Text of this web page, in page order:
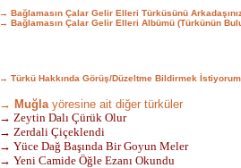
→ Bağlamasın Çalar Gelir Elleri Türküsünü
→ Bağlamasın Çalar Gelir Elleri Albümü (Türkünün
→ Türkü Hakkında Görüş/Düzeltme Bildirmek İstiyorum
→ Muğlayöresine ait diğer türküler
→ Zeytin Dalı Çürük Olur
→ Zerdali Çiçeklendi
→ Yüce Dağ Başında Bir Goyun Meler
→ Yeni Camide Öğle Ezanı Okundu